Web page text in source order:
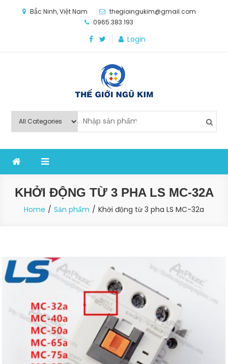
Bắc Ninh, Việt Nam
thegioingukim@gmail.com
0965.383.193
Login
Thế Giới Ngũ Kim
nghiệp sản xuất
KHỞI ĐỘNG TỪ 3 PHA LS MC-32A
Home Sản phẩm Khởi động từ 3 pha LS MC-32a